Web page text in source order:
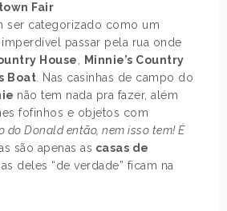
Fair
ser categorizado como um
passar pela rua onde
House, Minnie’s Country
Boat. Nas casinhas de campo do
não tem nada pra fazer, além
fofinhos e objetos com
do Donald então, nem isso tem! É
são apenas as casas de
deles “de verdade” ficam na